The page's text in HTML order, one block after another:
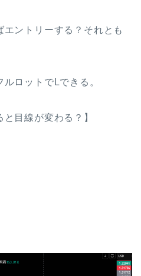
エントリーする？それとも
ロットでLできる。
と目線が変わる？】